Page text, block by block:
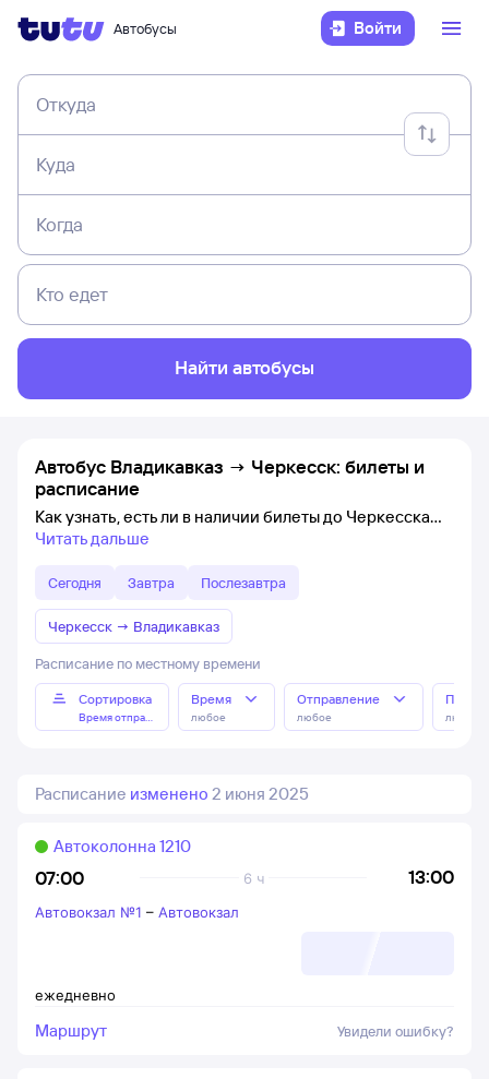
Автобусы Войти
Откуда
Куда
Когда
Кто едет
Найти автобусы
Автобус Владикавказ → Черкесск: билеты и
расписание
Как узнать, есть ли в наличии билеты до Черкесска
Читать дальше
Сегодня Завтра Послезавтра
Черкесск → Владикавказ
Расписание по местному времени
Сортировка
Время отправления
Время
любое
Отправление
любое любое
Расписание изменено 2 июня 2025
07:00 13:00
6 ч
Автоколонна 1210
ежедневно
Автовокзал №1 – Автовокзал
Маршрут Увидели ошибку?